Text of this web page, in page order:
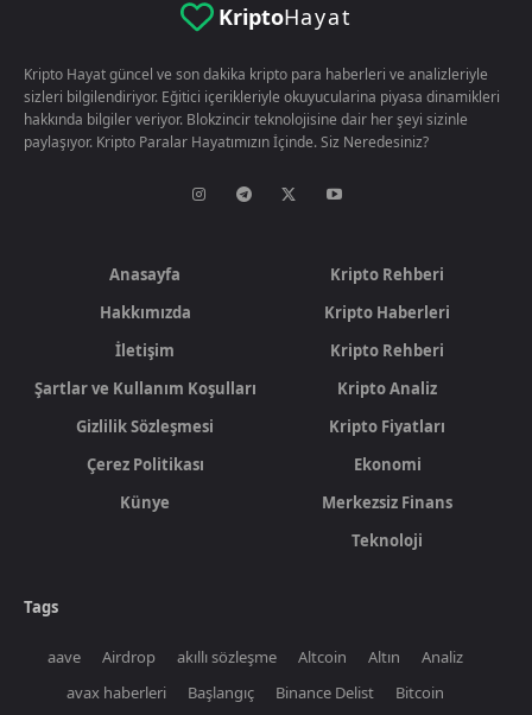
KriptoHayat
Kripto Hayat güncel ve son dakika kripto para haberleri ve analizleriyle
sizleri bilgilendiriyor. Eğitici içerikleriyle okuyucularina piyasa dinamikleri
hakkında bilgiler veriyor. Blokzincir teknolojisine dair her şeyi sizinle
paylaşıyor. Kripto Paralar Hayatımızın İçinde. Siz Neredesiniz?
Anasayfa
Hakkımızda
İletişim
Şartlar ve Kullanım Koşulları
Gizlilik Sözleşmesi
Çerez Politikası
Künye
Kripto Rehberi
Kripto Haberleri
Kripto Rehberi
Kripto Analiz
Kripto Fiyatları
Ekonomi
Merkezsiz Finans
Teknoloji
Tags
aave Airdrop akıllı sözleşme Altcoin Altın
Analiz
avax haberleri
Başlangıç Binance Delist
Bitcoin